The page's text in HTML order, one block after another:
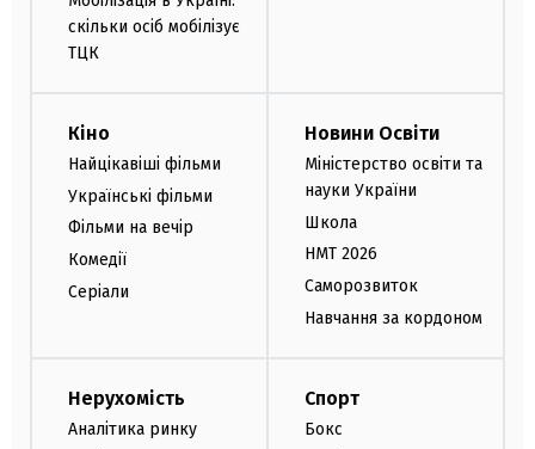
скільки осіб мобілізує
ТЦК
Кіно
Найцікавіші фільми
Українські фільми
Фільми на вечір
Комедії
Серіали
Новини Освіти
Міністерство освіти та
науки України
Школа
НМТ 2026
Саморозвиток
Навчання за кордоном
Нерухомість
Аналітика ринку
Спорт
Бокс